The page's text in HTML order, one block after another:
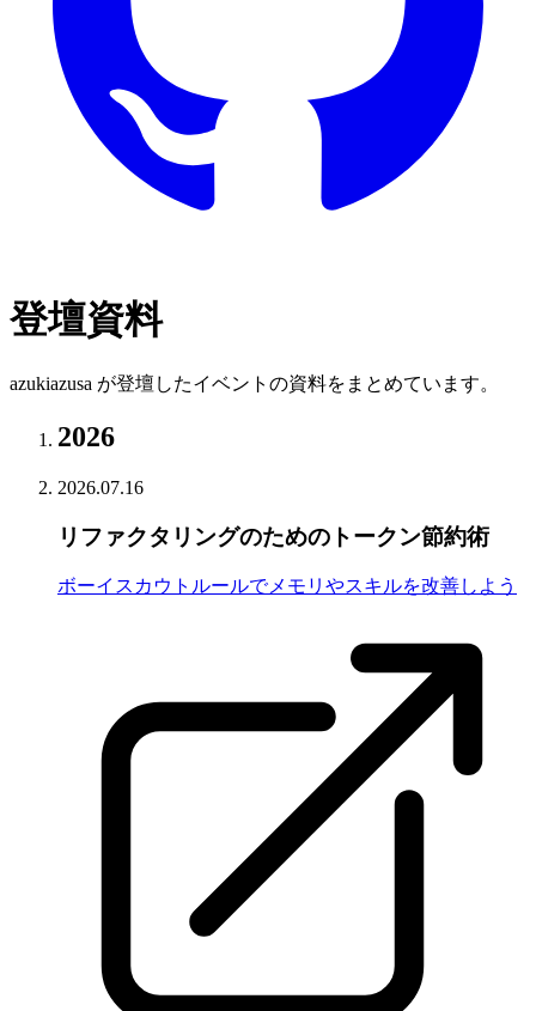
登壇資料
azukiazusa が登壇したイベントの資料をまとめています。
2026
2026.07.16
リファクタリングのためのトークン節約術
ボーイスカウトルールでメモリやスキルを改善しよう